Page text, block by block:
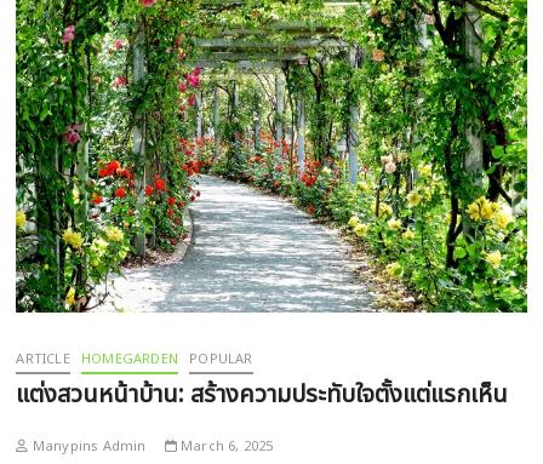
ARTICLE HOMEGARDEN POPULAR
แต่งสวนหน้าบ้าน: สร้างความประทับใจตั้งแต่แรกเห็น
Manypins Admin March 6, 2025